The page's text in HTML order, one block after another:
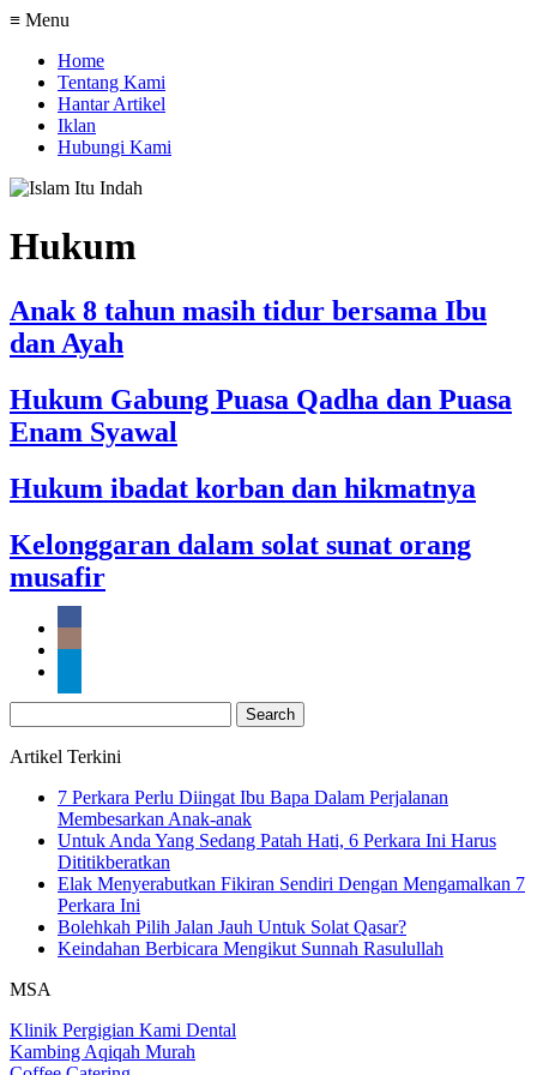
≡ Menu
Home
Tentang Kami
Hantar Artikel
Iklan
Hubungi Kami
Hukum
Anak 8 tahun masih tidur bersama Ibu
dan Ayah
Hukum Gabung Puasa Qadha dan Puasa
Enam Syawal
Hukum ibadat korban dan hikmatnya
Kelonggaran dalam solat sunat orang
musafir
for:
Artikel Terkini
7 Perkara Perlu Diingat Ibu Bapa Dalam Perjalanan
Membesarkan Anak-anak
Untuk Anda Yang Sedang Patah Hati, 6 Perkara Ini Harus
Dititikberatkan
Elak Menyerabutkan Fikiran Sendiri Dengan Mengamalkan 7
Perkara Ini
Bolehkah Pilih Jalan Jauh Untuk Solat Qasar?
Keindahan Berbicara Mengikut Sunnah Rasulullah
MSA
Klinik Pergigian Kami Dental
Kambing Aqiqah Murah